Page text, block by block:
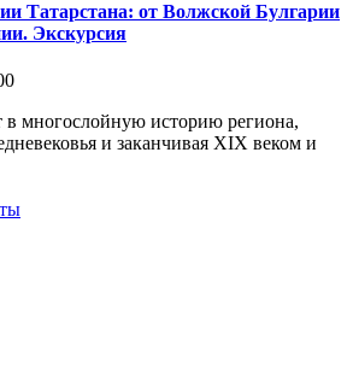
Татарстана: от Волжской Булгарии
Экскурсия
в многослойную историю региона,
и заканчивая XIX веком и